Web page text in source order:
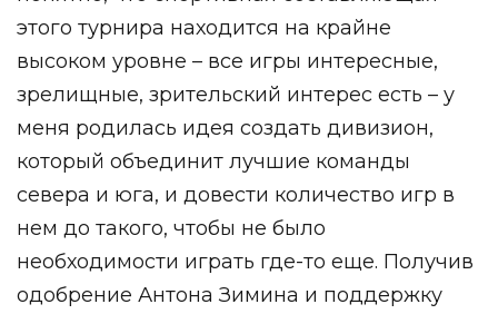
этого турнира находится на крайне
высоком уровне – все игры интересные,
зрелищные, зрительский интерес есть – у
меня родилась идея создать дивизион,
который объединит лучшие команды
севера и юга, и довести количество игр в
нем до такого, чтобы не было
необходимости играть где-то еще. Получив
одобрение Антона Зимина и поддержку